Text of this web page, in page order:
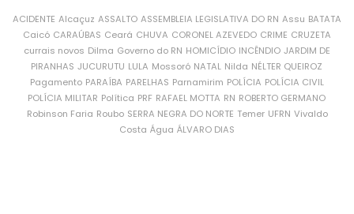
ACIDENTE Alcaçuz ASSALTO ASSEMBLEIA LEGISLATIVA DO RN Assu BATATA
Caicó CARAÚBAS Ceará CHUVA CORONEL AZEVEDO CRIME CRUZETA
currais novos Dilma Governo do RN HOMICÍDIO INCÊNDIO JARDIM DE
PIRANHAS JUCURUTU LULA Mossoró NATAL Nilda NÉLTER QUEIROZ
Pagamento PARAÍBA PARELHAS Parnamirim POLÍCIA POLÍCIA CIVIL
POLÍCIA MILITAR Política PRF RAFAEL MOTTA RN ROBERTO GERMANO
Robinson Faria Roubo SERRA NEGRA DO NORTE Temer UFRN Vivaldo
Costa Água ÁLVARO DIAS